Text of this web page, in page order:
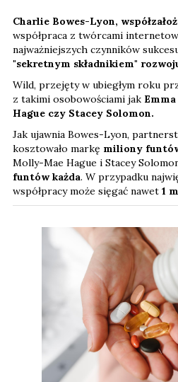
Charlie Bowes-Lyon,
współpraca z twórcami
najważniejszych czynników
"sekretnym składnikiem"
Wild, przejęty w ubiegłym roku
z takimi osobowościami jak
Hague czy Stacey Solomon.
Jak ujawnia Bowes-Lyon,
kosztowało markę miliony
Molly-Mae Hague i Stacey
funtów każda. W przypadku
współpracy może sięgać nawet 1